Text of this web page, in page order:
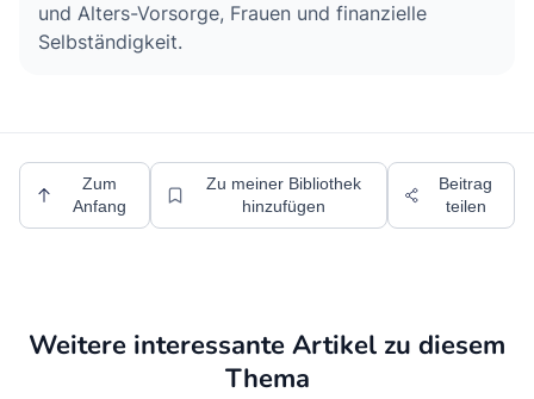
und Alters-Vorsorge, Frauen und finanzielle
Selbständigkeit.
Zum
Anfang
Zu meiner Bibliothek
hinzufügen
Beitrag
teilen
Weitere interessante Artikel zu diesem
Thema